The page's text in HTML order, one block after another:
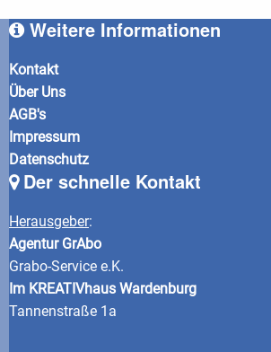
Weitere Informationen
Kontakt
Über Uns
AGB's
Impressum
Datenschutz
Der schnelle Kontakt
Herausgeber:
Agentur GrAbo
Grabo-Service e.K.
Im KREATIVhaus Wardenburg
Tannenstraße 1a